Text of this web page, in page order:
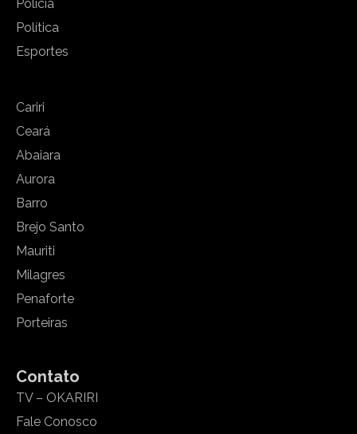
Polícia
Política
Esportes
Cariri
Ceará
Abaiara
Aurora
Barro
Brejo Santo
Mauriti
Milagres
Penaforte
Porteiras
Contato
TV – OKARIRI
Fale Conosco